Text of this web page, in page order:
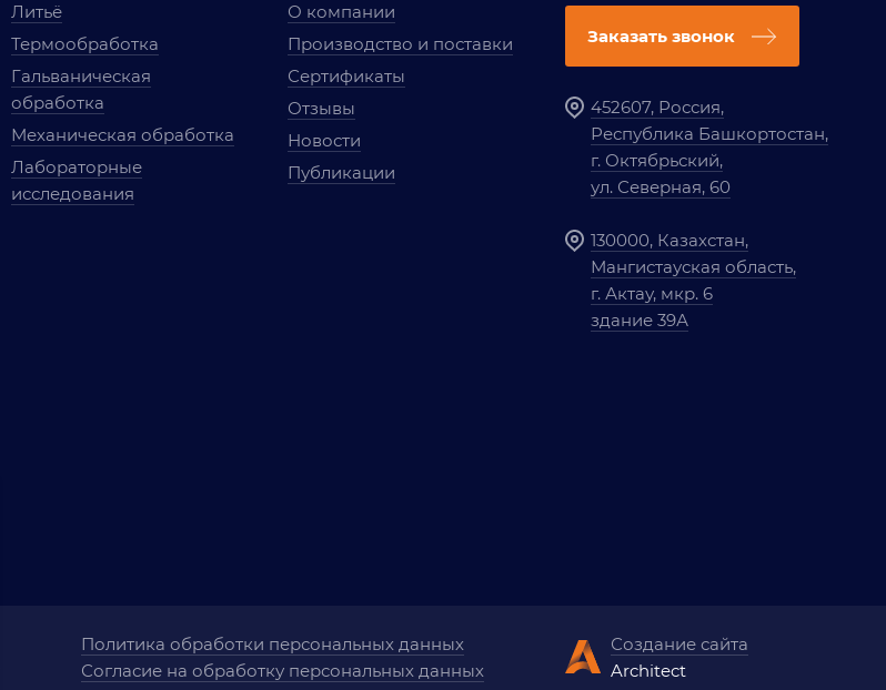
Литьё
Термообработка
Гальваническая
обработка
Механическая обработка
Лабораторные
исследования
О компании
Производство и поставки
Сертификаты
Отзывы
Новости
Публикации
Заказать звонок
452607, Россия,
Республика Башкортостан,
г. Октябрьский,
ул. Северная, 60
130000, Казахстан,
Мангистауская область,
г. Актау, мкр. 6
здание 39А
Политика обработки персональных данных
Согласие на обработку персональных данных
Создание сайта
Architect